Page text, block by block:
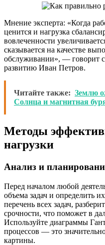
Мнение эксперта: «Когда
ценится и нагрузка
вовлеченности
сказывается на качестве
обслуживании», — говорит
развитию Иван Петров.
Читайте также: Землю
Солнца и магнитная
Методы
нагрузки
Анализ и
Перед началом любой
объема задач и определить
перечень всех задач,
срочности, что поможет в
Используйте диаграммы
процессов — это
картины.